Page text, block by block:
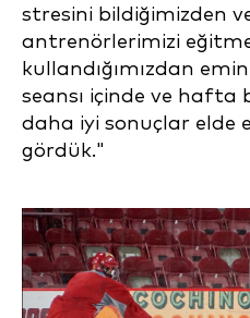
stresini bildiğimizden
antrenörlerimizi
kullandığımızdan
seansı içinde ve hafta
daha iyi sonuçlar elde
gördük."